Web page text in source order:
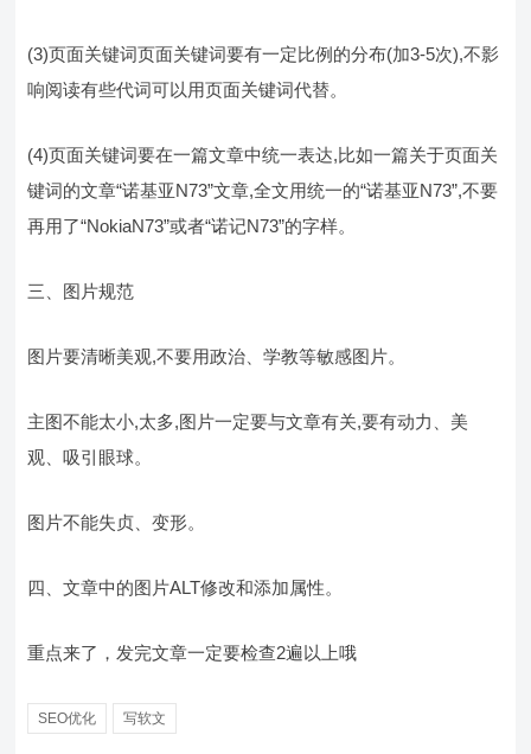
(3)页面关键词页面关键词要有一定比例的分布(加3-5次),不影
响阅读有些代词可以用页面关键词代替。
(4)页面关键词要在一篇文章中统一表达,比如一篇关于页面关
键词的文章“诺基亚N73”文章,全文用统一的“诺基亚N73”,不要
再用了“NokiaN73”或者“诺记N73”的字样。
三、图片规范
图片要清晰美观,不要用政治、学教等敏感图片。
主图不能太小,太多,图片一定要与文章有关,要有动力、美
观、吸引眼球。
图片不能失贞、变形。
四、文章中的图片ALT修改和添加属性。
重点来了，发完文章一定要检查2遍以上哦
SEO优化 写软文